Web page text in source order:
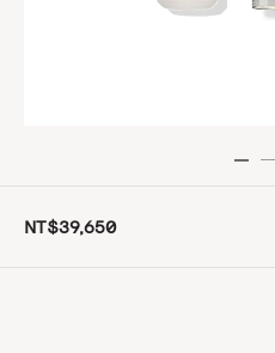
NT$39,650